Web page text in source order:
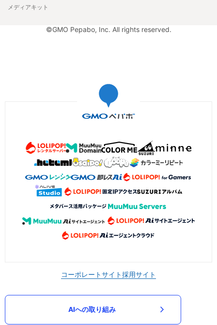
メディアキット
©GMO Pepabo, Inc. All rights reserved.
コーポレートサイト採用サイト
AIへの取り組み